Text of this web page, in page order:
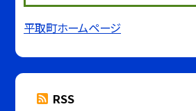
平取町ホームページ
RSS